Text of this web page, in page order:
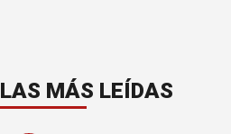
LAS MÁS LEÍDAS